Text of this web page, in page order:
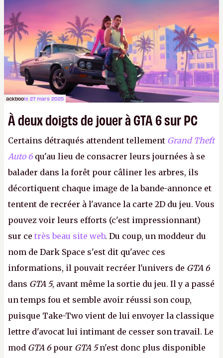
toujours la clé USB 5GBioShield. Ça cause «
oscillation quantique » et « cohérence de la
géométrie des atomes », bref, ça envoie du lourd…
On en parle dans le Tour du périph', tu vas kiffer.
ackboole 27 mars 2025
À deux doigts de jouer à GTA 6 sur PC
Certains détraqués attendent tellement Grand Theft
Auto 6 qu'au lieu de consacrer leurs journées à se
balader dans la forêt pour câliner les arbres, ils
décortiquent chaque image de la bande-annonce et
tentent de recréer à l'avance la carte 2D du jeu. Vous
pouvez voir leurs efforts (c'est impressionnant)
sur ce très beau site web. Du coup, un moddeur du
nom de Dark Space s'est dit qu'avec ces
informations, il pouvait recréer l'univers de GTA 6
dans GTA 5, avant même la sortie du jeu. Il y a passé
un temps fou et semble avoir réussi son coup,
puisque Take-Two vient de lui envoyer la classique
lettre d'avocat lui intimant de cesser son travail. Le
mod GTA 6pour GTA 5n'est donc plus disponible